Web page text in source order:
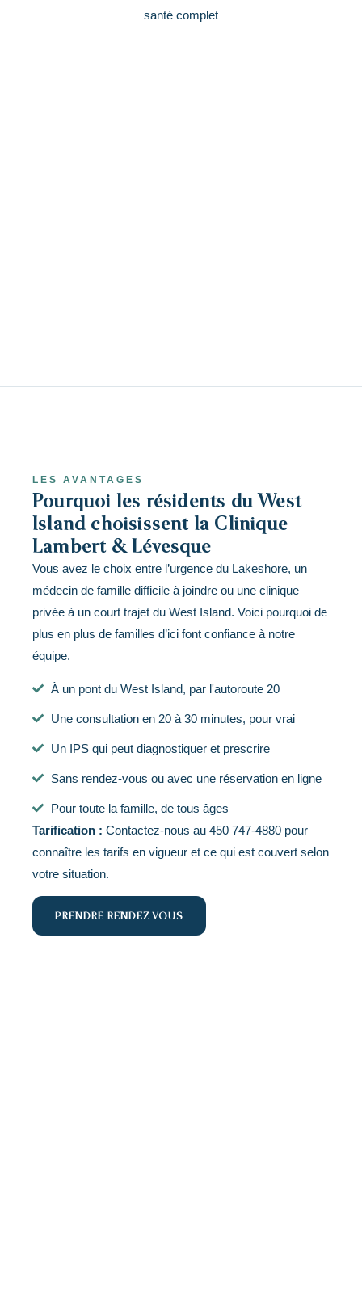
LES AVANTAGES
Pourquoi les résidents du West
Island choisissent la Clinique
Lambert & Lévesque
Vous avez le choix entre l’urgence du Lakeshore, un
médecin de famille difficile à joindre ou une clinique
privée à un court trajet du West Island. Voici pourquoi de
plus en plus de familles d’ici font confiance à notre
équipe.
À un pont du West Island, par l'autoroute 20
Une consultation en 20 à 30 minutes, pour vrai
Un IPS qui peut diagnostiquer et prescrire
Sans rendez-vous ou avec une réservation en ligne
Pour toute la famille, de tous âges
Tarification : Contactez-nous au 450 747-4880 pour
connaître les tarifs en vigueur et ce qui est couvert selon
votre situation.
PRENDRE RENDEZ-VOUS